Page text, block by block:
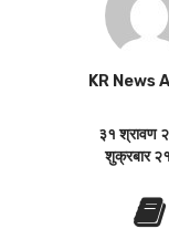
KR News
३१ श्रावण
शुक्रबार